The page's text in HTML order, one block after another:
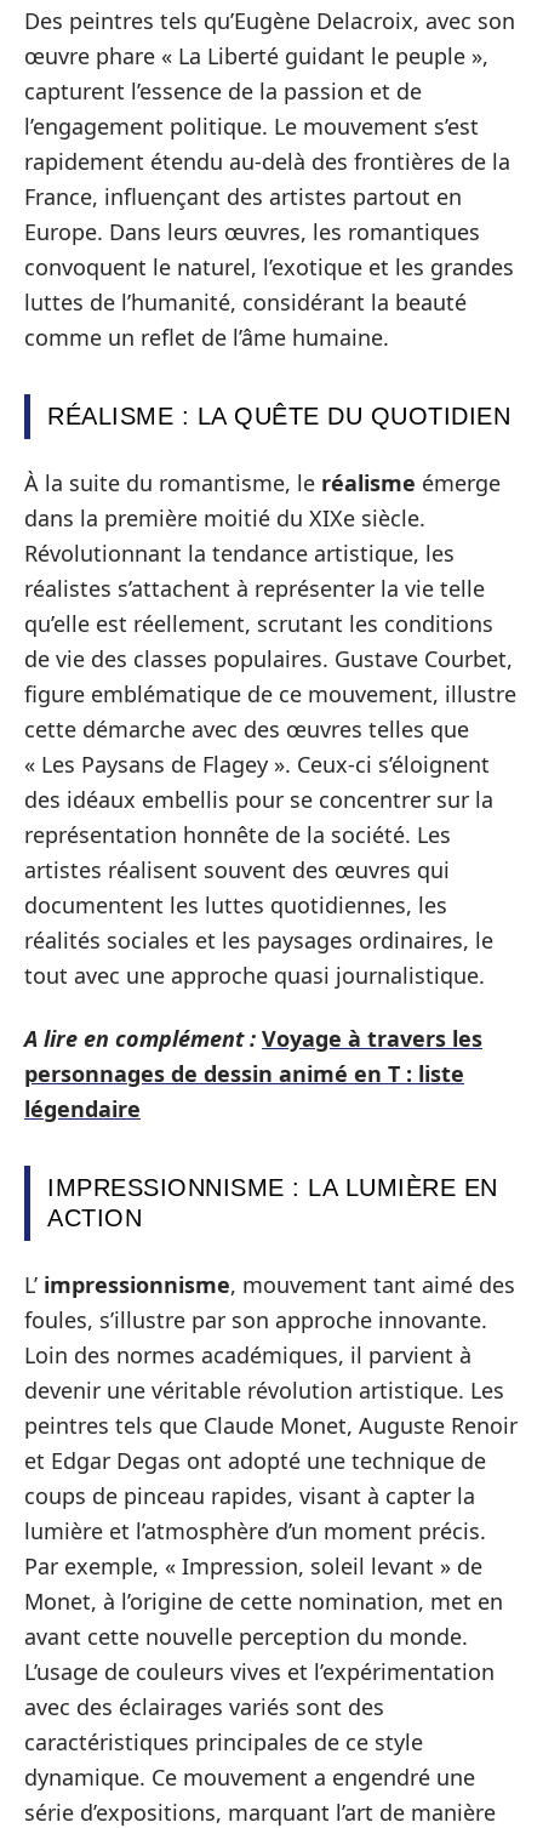
Des peintres tels qu’Eugène Delacroix, avec son
œuvre phare « La Liberté guidant le peuple »,
capturent l’essence de la passion et de
l’engagement politique. Le mouvement s’est
rapidement étendu au-delà des frontières de la
France, influençant des artistes partout en
Europe. Dans leurs œuvres, les romantiques
convoquent le naturel, l’exotique et les grandes
luttes de l’humanité, considérant la beauté
comme un reflet de l’âme humaine.
RÉALISME : LA QUÊTE DU QUOTIDIEN
À la suite du romantisme, le réalisme émerge
dans la première moitié du XIXe siècle.
Révolutionnant la tendance artistique, les
réalistes s’attachent à représenter la vie telle
qu’elle est réellement, scrutant les conditions
de vie des classes populaires. Gustave Courbet,
figure emblématique de ce mouvement, illustre
cette démarche avec des œuvres telles que
« Les Paysans de Flagey ». Ceux-ci s’éloignent
des idéaux embellis pour se concentrer sur la
représentation honnête de la société. Les
artistes réalisent souvent des œuvres qui
documentent les luttes quotidiennes, les
réalités sociales et les paysages ordinaires, le
tout avec une approche quasi journalistique.
A lire en complément : Voyage à travers les
personnages de dessin animé en T : liste
légendaire
IMPRESSIONNISME : LA LUMIÈRE EN
ACTION
L’ impressionnisme, mouvement tant aimé des
foules, s’illustre par son approche innovante.
Loin des normes académiques, il parvient à
devenir une véritable révolution artistique. Les
peintres tels que Claude Monet, Auguste Renoir
et Edgar Degas ont adopté une technique de
coups de pinceau rapides, visant à capter la
lumière et l’atmosphère d’un moment précis.
Par exemple, « Impression, soleil levant » de
Monet, à l’origine de cette nomination, met en
avant cette nouvelle perception du monde.
L’usage de couleurs vives et l’expérimentation
avec des éclairages variés sont des
caractéristiques principales de ce style
dynamique. Ce mouvement a engendré une
série d’expositions, marquant l’art de manière